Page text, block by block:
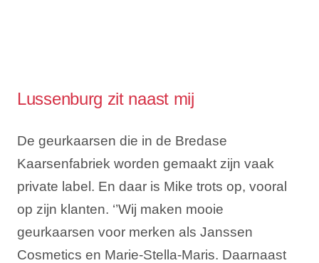
Lussenburg zit naast mij
De geurkaarsen die in de Bredase
Kaarsenfabriek worden gemaakt zijn vaak
private label. En daar is Mike trots op, vooral
op zijn klanten. ‘’Wij maken mooie
geurkaarsen voor merken als Janssen
Cosmetics en Marie-Stella-Maris. Daarnaast